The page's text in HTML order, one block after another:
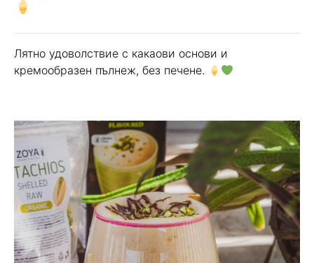
Лятно удоволствие с какаови основи и
кремообразен пълнеж, без печене.